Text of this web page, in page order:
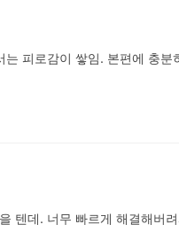
피로감이 쌓임. 본편에 충분
텐데. 너무 빠르게 해결해버